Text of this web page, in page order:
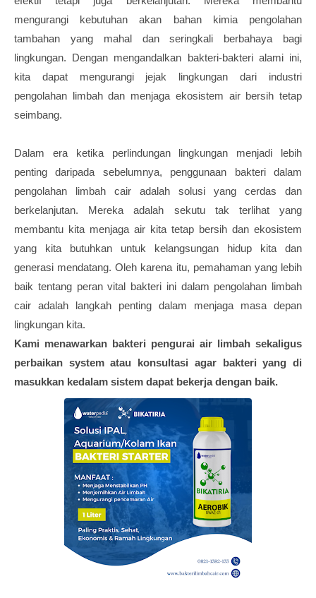
mengurangi kebutuhan akan bahan kimia pengolahan
tambahan yang mahal dan seringkali berbahaya bagi
lingkungan. Dengan mengandalkan bakteri-bakteri alami ini,
kita dapat mengurangi jejak lingkungan dari industri
pengolahan limbah dan menjaga ekosistem air bersih tetap
seimbang.
Dalam era ketika perlindungan lingkungan menjadi lebih
penting daripada sebelumnya, penggunaan bakteri dalam
pengolahan limbah cair adalah solusi yang cerdas dan
berkelanjutan. Mereka adalah sekutu tak terlihat yang
membantu kita menjaga air kita tetap bersih dan ekosistem
yang kita butuhkan untuk kelangsungan hidup kita dan
generasi mendatang. Oleh karena itu, pemahaman yang lebih
baik tentang peran vital bakteri ini dalam pengolahan limbah
cair adalah langkah penting dalam menjaga masa depan
lingkungan kita.
Kami menawarkan bakteri pengurai air limbah sekaligus
perbaikan system atau konsultasi agar bakteri yang di
masukkan kedalam sistem dapat bekerja dengan baik.